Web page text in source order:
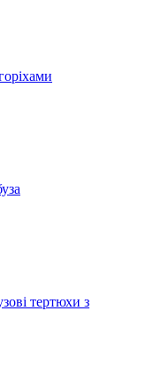
тертюхи з